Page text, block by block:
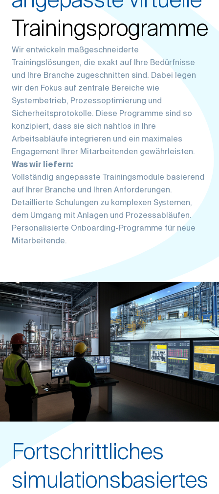
Trainingsprogramme
Wir entwickeln maßgeschneiderte
Trainingslösungen, die exakt auf Ihre Bedürfnisse
und Ihre Branche zugeschnitten sind. Dabei legen
wir den Fokus auf zentrale Bereiche wie
Systembetrieb, Prozessoptimierung und
Sicherheitsprotokolle. Diese Programme sind so
konzipiert, dass sie sich nahtlos in Ihre
Arbeitsabläufe integrieren und ein maximales
Engagement Ihrer Mitarbeitenden gewährleisten.
Was wir liefern:
Vollständig angepasste Trainingsmodule basierend
auf Ihrer Branche und Ihren Anforderungen.
Detaillierte Schulungen zu komplexen Systemen,
dem Umgang mit Anlagen und Prozessabläufen.
Personalisierte Onboarding-Programme für neue
Mitarbeitende.
Fortschrittliches
simulationsbasiertes